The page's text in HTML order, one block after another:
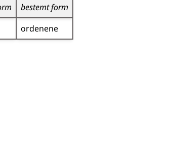
bestemt form
ordenene